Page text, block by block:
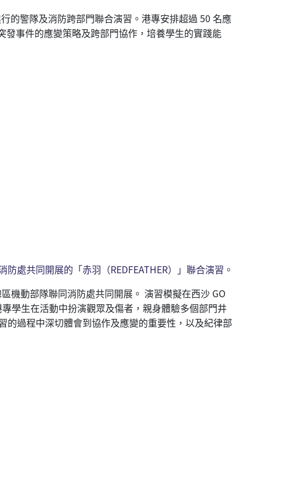
的警隊及消防跨部門聯合演習。港專安排超過 50 名應
事件的應變策略及跨部門協作，培養學生的實踐能
處共同開展的「赤羽（REDFEATHER）」聯合演習。
機動部隊聯同消防處共同開展。 演習模擬在西沙 GO
學生在活動中扮演觀眾及傷者，親身體驗多個部門井
過程中深切體會到協作及應變的重要性，以及紀律部